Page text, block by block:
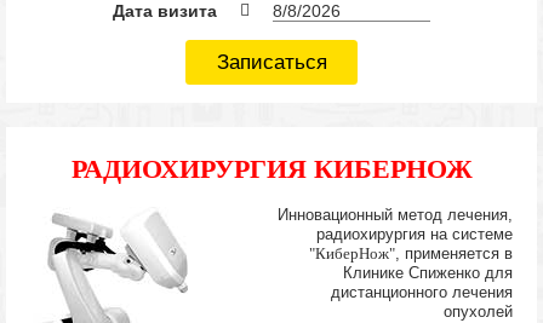
Дата визита
Записаться
РАДИОХИРУРГИЯ КИБЕРНОЖ
Инновационный метод лечения,
радиохирургия на системе
"КиберНож", применяется в
Клинике Спиженко для
дистанционного лечения
опухолей